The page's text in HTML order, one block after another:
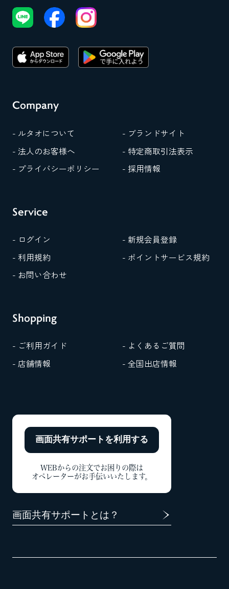
Company
- ルタオについて
- ブランドサイト
- 法人のお客様へ
- 特定商取引法表示
- プライバシーポリシー
- 採用情報
Service
- ログイン
- 新規会員登録
- 利用規約
- ポイントサービス規約
- お問い合わせ
Shopping
- ご利用ガイド
- よくあるご質問
- 店舗情報
- 全国出店情報
画面共有サポートを利用する
WEBからの注文でお困りの際は
オペレーターがお手伝いいたします。
画面共有サポートとは？